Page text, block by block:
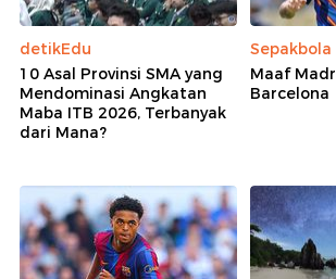
detikEdu
10 Asal Provinsi SMA yang
Mendominasi Angkatan
Maba ITB 2026, Terbanyak
dari Mana?
Sepakbola
Maaf
Barcelona